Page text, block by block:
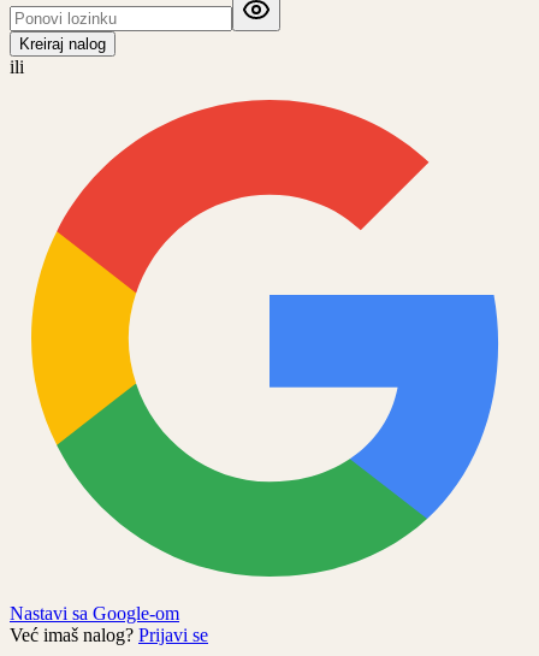
Kreiraj nalog
ili
Nastavi sa Google-om
Već imaš nalog? Prijavi se